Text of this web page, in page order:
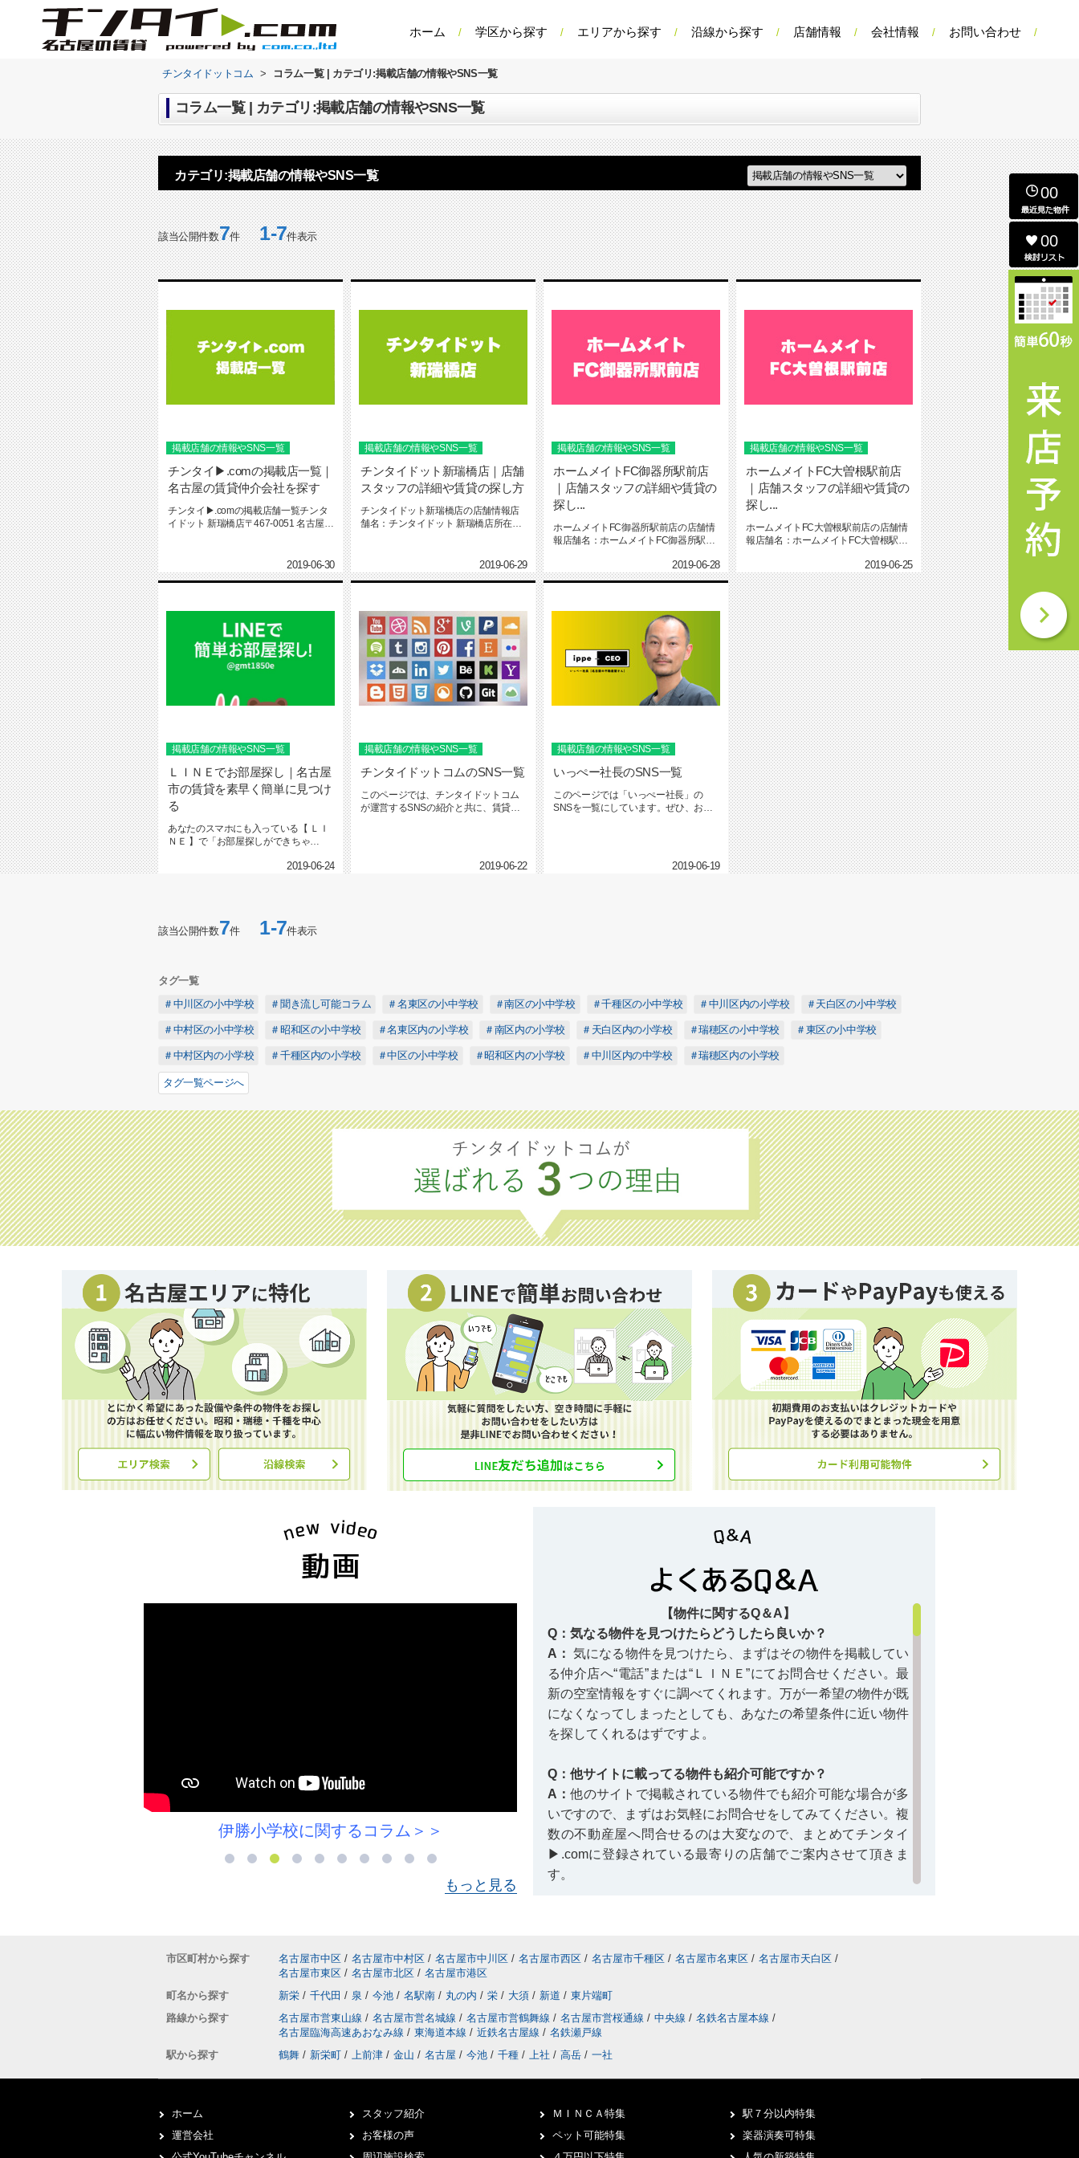
ホーム 学区から探す エリアから探す 沿線から探す 店舗情報 会社情報 お問い合わせ
チンタイドットコム > コラム一覧 | カテゴリ:掲載店舗の情報やSNS一覧
コラム一覧 | カテゴリ:掲載店舗の情報やSNS一覧
カテゴリ:掲載店舗の情報やSNS一覧
該当公開件数7件1-7件表示
掲載店舗の情報やSNS一覧
チンタイ▶.comの掲載店一覧｜
名古屋の賃貸仲介会社を探す
チンタイ▶.comの掲載店舗一覧チンタ
イドット 新瑞橋店〒467-0051 名古屋市
2019-06-30
掲載店舗の情報やSNS一覧
チンタイドット新瑞橋店｜店舗
スタッフの詳細や賃貸の探し方
チンタイドット新瑞橋店の店舗情報店
舗名：チンタイドット 新瑞橋店所在
2019-06-29
掲載店舗の情報やSNS一覧
ホームメイトFC御器所駅前店
｜店舗スタッフの詳細や賃貸の
探し...
ホームメイトFC御器所駅前店の店舗情
報店舗名：ホームメイトFC御器所駅前
2019-06-28
掲載店舗の情報やSNS一覧
ホームメイトFC大曽根駅前店
｜店舗スタッフの詳細や賃貸の
探し...
ホームメイトFC大曽根駅前店の店舗情
報店舗名：ホームメイトFC大曽根駅前
2019-06-25
掲載店舗の情報やSNS一覧
ＬＩＮＥでお部屋探し｜名古屋
市の賃貸を素早く簡単に見つけ
る
あなたのスマホにも入っている【 ＬＩ
ＮＥ 】で「お部屋探しができちゃ
2019-06-24
掲載店舗の情報やSNS一覧
チンタイドットコムのSNS一覧
このページでは、チンタイドットコム
が運営するSNSの紹介と共に、賃貸物
2019-06-22
掲載店舗の情報やSNS一覧
いっぺー社長のSNS一覧
このページでは「いっぺー社長」の
SNSを一覧にしています。ぜひ、お気
2019-06-19
該当公開件数7件1-7件表示
タグ一覧
＃中川区の小中学校
＃聞き流し可能コラム ＃名東区の小中学校 ＃南区の小中学校 ＃千種区の小中学校 ＃中川区内の小学校 ＃天白区の小中学校
＃中村区の小中学校 ＃昭和区の小中学校 ＃名東区内の小学校 ＃南区内の小学校 ＃天白区内の小学校 ＃瑞穂区の小中学校 ＃東区の小中学校
＃中村区内の小学校 ＃千種区内の小学校 ＃中区の小中学校 ＃昭和区内の小学校 ＃中川区内の中学校 ＃瑞穂区内の小学校
タグ一覧ページへ
【物件に関するQ＆A】
Q：気なる物件を見つけたらどうしたら良いか？
A： 気になる物件を見つけたら、まずはその物件を掲載してい
る仲介店へ“電話”または“ＬＩＮＥ”にてお問合せください。最
新の空室情報をすぐに調べてくれます。万が一希望の物件が既
になくなってしまったとしても、あなたの希望条件に近い物件
を探してくれるはずですよ。
Q：他サイトに載ってる物件も紹介可能ですか？
A：他のサイトで掲載されている物件でも紹介可能な場合が多
いですので、まずはお気軽にお問合せをしてみてください。複
数の不動産屋へ問合せるのは大変なので、まとめてチンタイ
▶.comに登録されている最寄りの店舗でご案内させて頂きま
す。
きません。しかし、空き予定などで新たに賃貸募集の予定があ
してみるコトをおすすめいたします。
Q：店へ行く場合には事前の予約が必要ですか？
望の条件に合う賃貸物件を事前にお探しできるからです。ご来
店後すぐに物件をご提案できるため、気になる賃貸があればス
ピーディーに内覧へとお連れできます。“来店予約フォーム”ま
勝小学校に関するコラム＞＞ 川原小学校に関するコラム＞＞ 円上中学校に関するコラム＞＞
もっと見る
市区町村から探す 名古屋市中区 / 名古屋市中村区 / 名古屋市中川区 / 名古屋市西区 / 名古屋市千種区 / 名古屋市名東区 / 名古屋市天白区 /
名古屋市東区 / 名古屋市北区 / 名古屋市港区
町名から探す
新栄 / 千代田 / 泉 / 今池 / 名駅南 / 丸の内 / 栄 / 大須 / 新道 / 東片端町
路線から探す
名古屋市営東山線 / 名古屋市営名城線 / 名古屋市営鶴舞線 / 名古屋市営桜通線 / 中央線 / 名鉄名古屋本線 /
名古屋臨海高速あおなみ線 / 東海道本線 / 近鉄名古屋線 / 名鉄瀬戸線
駅から探す
鶴舞 / 新栄町 / 上前津 / 金山 / 名古屋 / 今池 / 千種 / 上社 / 高岳 / 一社
ホーム
運営会社
スタッフ紹介
お客様の声
ＭＩＮＣＡ特集
ペット可能特集
駅７分以内特集
楽器演奏可特集
00
00